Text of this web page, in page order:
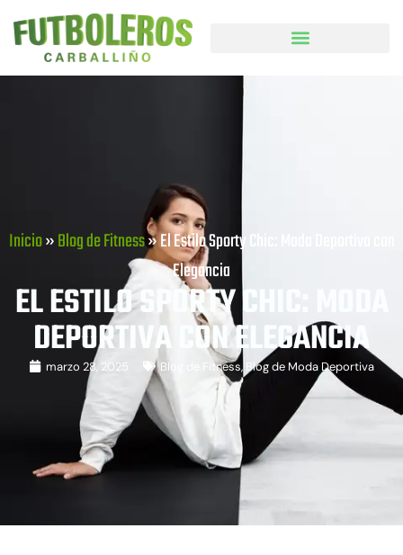
Inicio»Blog de Fitness»El Estilo Sporty Chic: Moda Deportiva con
Elegancia
EL ESTILO SPORTY CHIC: MODA
DEPORTIVA CON ELEGANCIA
marzo 28, 2025 Blog de Fitness, Blog de Moda Deportiva